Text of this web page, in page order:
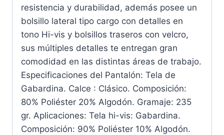
resistencia y durabilidad, además posee un
bolsillo lateral tipo cargo con detalles en
tono Hi-vis y bolsillos traseros con velcro,
sus múltiples detalles te entregan gran
comodidad en las distintas áreas de trabajo.
Especificaciones del Pantalón: Tela de
Gabardina. Calce : Clásico. Composición:
80% Poliéster 20% Algodón. Gramaje: 235
gr. Aplicaciones: Tela hi-vis: Gabardina.
Composición: 90% Poliéster 10% Algodón.